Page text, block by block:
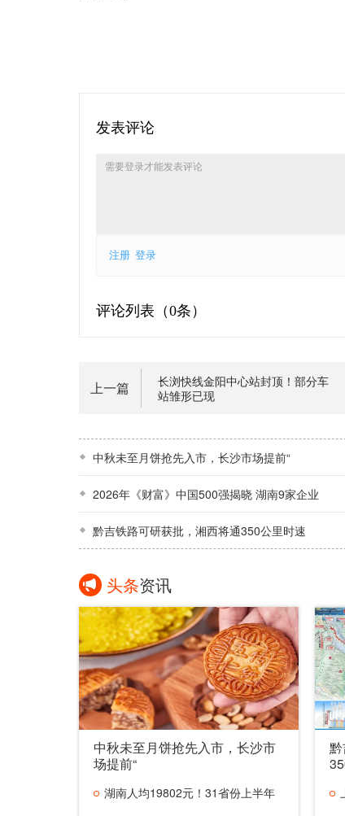
发表评论
注册 登录
评论列表（0条）
上一篇
长浏快线金阳中心站封顶！部分车
站雏形已现
中秋未至月饼抢先入市，长沙市场提前“
2026年《财富》中国500强揭晓 湖南9家企业
黔吉铁路可研获批，湘西将通350公里时速
头条资讯
中秋未至月饼抢先入市，长沙市
场提前“
湖南人均19802元！31省份上半年